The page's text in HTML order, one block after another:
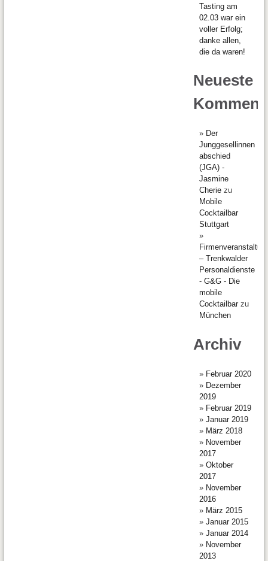
Tasting am
02.03 war ein
voller Erfolg;
danke allen,
die da waren!
Neueste
Der
Junggesellinnen
abschied
(JGA) -
Jasmine
Cheriezu
Mobile
Cocktailbar
Stuttgart
– Trenkwalder
Personaldienste
- G&G - Die
mobile
Cocktailbarzu
München
Archiv
Februar 2020
Dezember
2019
Februar 2019
Januar 2019
März 2018
November
2017
Oktober
2017
November
2016
März 2015
Januar 2015
Januar 2014
November
2013